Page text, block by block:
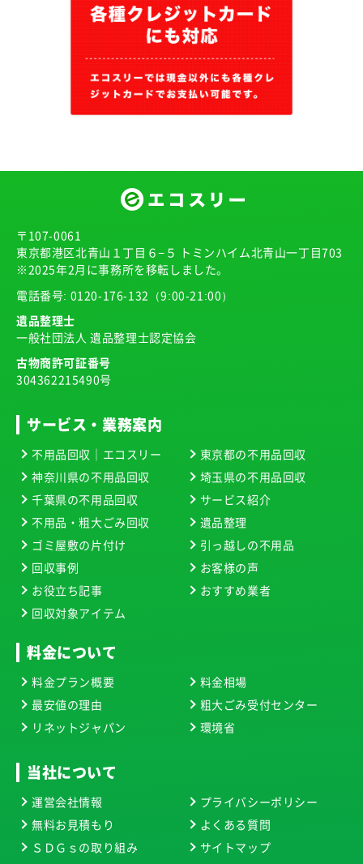
〒107-0061
東京都港区北青山１丁目６−５ トミンハイム北青山一丁目703
※2025年2月に事務所を移転しました。
電話番号: 0120-176-132 （9:00-21:00）
遺品整理士
一般社団法人 遺品整理士認定協会
古物商許可証番号
304362215490号
サービス・業務案内
不用品回収｜エコスリー
東京都の不用品回収
神奈川県の不用品回収
埼玉県の不用品回収
千葉県の不用品回収
サービス紹介
不用品・粗大ごみ回収
遺品整理
ゴミ屋敷の片付け
引っ越しの不用品
回収事例
お客様の声
お役立ち記事
おすすめ業者
回収対象アイテム
料金について
料金プラン概要
料金相場
最安値の理由
粗大ごみ受付センター
リネットジャパン
環境省
当社について
運営会社情報
プライバシーポリシー
無料お見積もり
よくある質問
ＳＤＧｓの取り組み
サイトマップ